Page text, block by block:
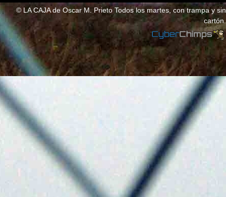
© LA CAJA de Oscar M. Prieto Todos los martes, con trampa y sin
cartón.